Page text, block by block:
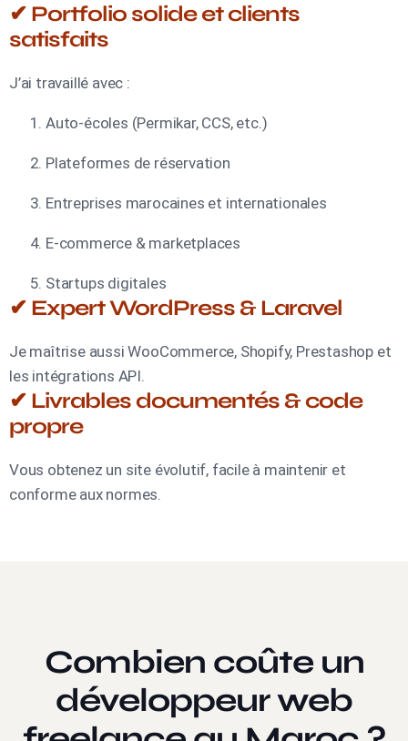
✔ Portfolio solide et clients
satisfaits
J’ai travaillé avec :
Auto-écoles (Permikar, CCS, etc.)
Plateformes de réservation
Entreprises marocaines et internationales
E-commerce & marketplaces
Startups digitales
✔ Expert WordPress & Laravel
Je maîtrise aussi WooCommerce, Shopify, Prestashop et
les intégrations API.
✔ Livrables documentés & code
propre
Vous obtenez un site évolutif, facile à maintenir et
conforme aux normes.
Combien coûte un
développeur web